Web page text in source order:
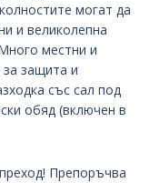
могат да
и великолепна
местни и
защита и
със сал под
обяд (включен в
Препоръчва